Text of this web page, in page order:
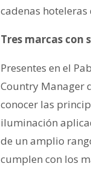
cadenas
Tres marcas con
Presentes en el
Country Manager
conocer las
iluminación
de un amplio
cumplen con los